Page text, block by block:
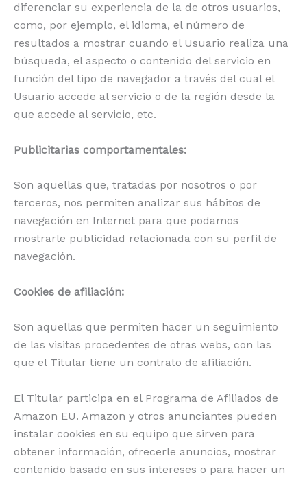
diferenciar su experiencia de la de otros usuarios,
como, por ejemplo, el idioma, el número de
resultados a mostrar cuando el Usuario realiza una
búsqueda, el aspecto o contenido del servicio en
función del tipo de navegador a través del cual el
Usuario accede al servicio o de la región desde la
que accede al servicio, etc.
Publicitarias comportamentales:
Son aquellas que, tratadas por nosotros o por
terceros, nos permiten analizar sus hábitos de
navegación en Internet para que podamos
mostrarle publicidad relacionada con su perfil de
navegación.
Cookies de afiliación:
Son aquellas que permiten hacer un seguimiento
de las visitas procedentes de otras webs, con las
que el Titular tiene un contrato de afiliación.
El Titular participa en el Programa de Afiliados de
Amazon EU. Amazon y otros anunciantes pueden
instalar cookies en su equipo que sirven para
obtener información, ofrecerle anuncios, mostrar
contenido basado en sus intereses o para hacer un